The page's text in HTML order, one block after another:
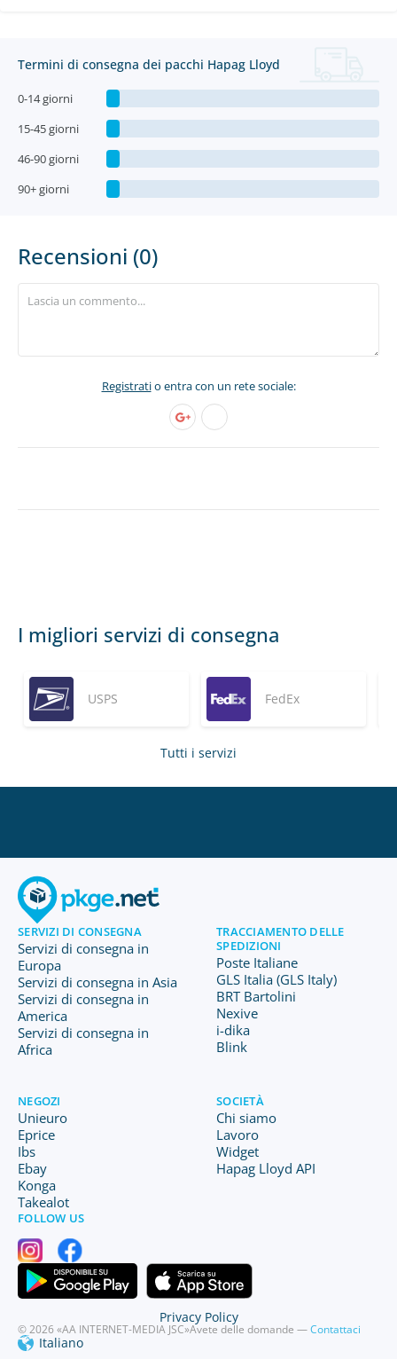
Termini di consegna dei pacchi Hapag Lloyd
0-14 giorni
15-45 giorni
46-90 giorni
90+ giorni
Recensioni (0)
Registratio entra con un rete sociale:
I migliori servizi di consegna
USPS FedEx
Tutti i servizi
SERVIZI DI CONSEGNA
Servizi di consegna in
Europa
Servizi di consegna in Asia
Servizi di consegna in
America
Servizi di consegna in
Africa
TRACCIAMENTO DELLE
SPEDIZIONI
Poste Italiane
GLS Italia (GLS Italy)
BRT Bartolini
Nexive
i-dika
Blink
NEGOZI
Unieuro
Eprice
Ibs
Ebay
Konga
Takealot
SOCIETÀ
Chi siamo
Lavoro
Widget
Hapag Lloyd API
FOLLOW US
© 2026 «AA INTERNET-MEDIA JSC»Avete delle domande —Contattaci
Italiano
Privacy Policy